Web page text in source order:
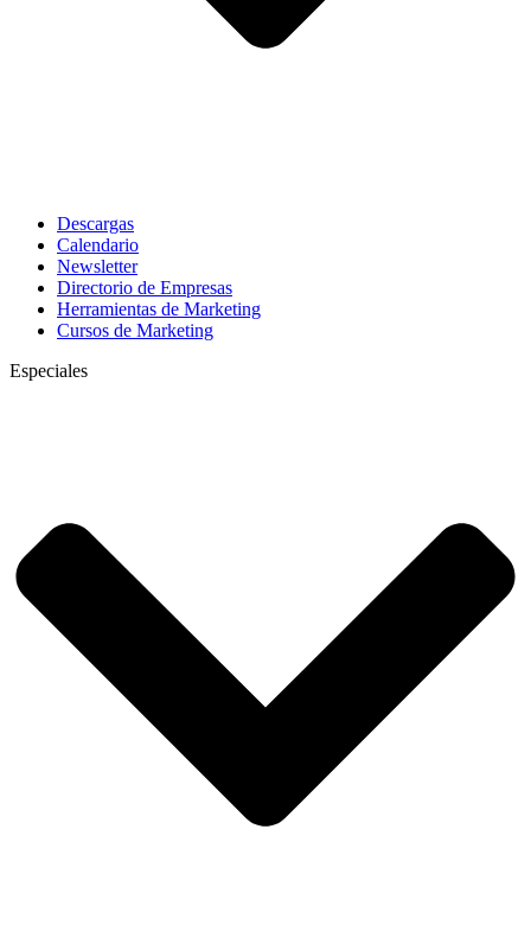
Descargas
Calendario
Newsletter
Directorio de Empresas
Herramientas de Marketing
Cursos de Marketing
Especiales